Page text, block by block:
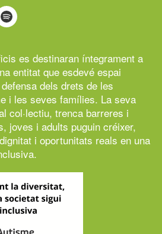
es destinaran íntegrament a
entitat que esdevé espai
dels drets de les
i les seves famílies. La seva
col·lectiu, trenca barreres i
joves i adults puguin créixer,
i oportunitats reals en una